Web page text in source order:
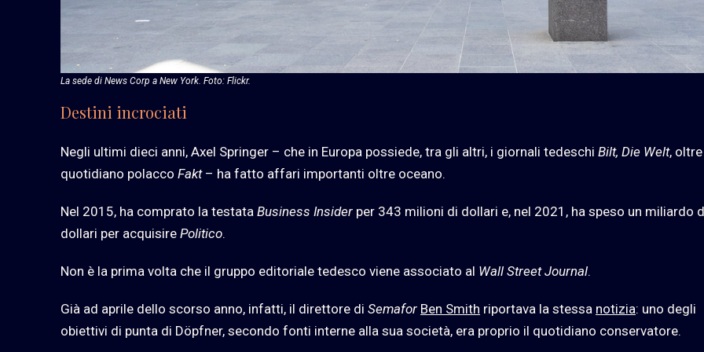
La sede di News Corp a New York. Foto: Flickr.
Destini incrociati
Negli ultimi dieci anni, Axel Springer – che in Europa possiede, tra gli altri, i giornali tedeschi Bilt, Die Welt,
quotidiano polacco Fakt– ha fatto affari importanti oltre oceano.
Nel 2015, ha comprato la testata Business Insider per 343 milioni di dollari e, nel 2021, ha speso un miliardo
dollari per acquisire Politico.
Non è la prima volta che il gruppo editoriale tedesco viene associato al Wall Street Journal.
Già ad aprile dello scorso anno, infatti, il direttore di Semafor Ben Smith riportava la stessa notizia: uno degli
obiettivi di punta di Döpfner, secondo fonti interne alla sua società, era proprio il quotidiano conservatore.